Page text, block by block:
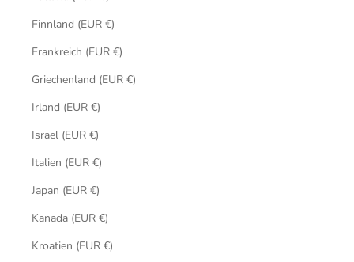
Finnland (EUR €)
Frankreich (EUR €)
Griechenland (EUR €)
Irland (EUR €)
Israel (EUR €)
Italien (EUR €)
Japan (EUR €)
Kanada (EUR €)
Kroatien (EUR €)